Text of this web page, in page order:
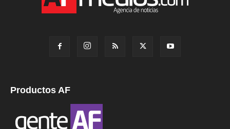
Productos AF